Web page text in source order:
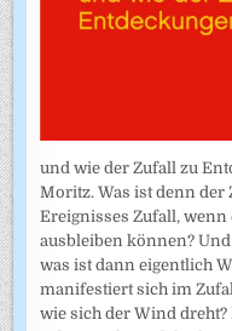
und wie der Zufall zu
Moritz. Was ist denn der
Ereignisses Zufall, wenn
ausbleiben können?
was ist dann eigentlich
manifestiert sich im
wie sich der Wind